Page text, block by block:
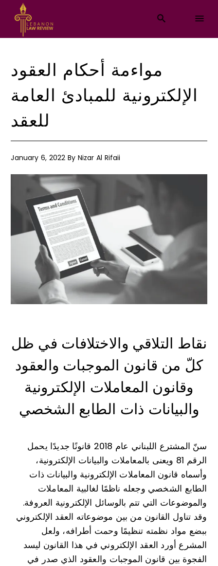
مواءمة أحكام العقود
الإلكترونية للمبادئ العامة
للعقد
January 6, 2022 By Nizar Al Rifaii
نقاط التلاقي والاختلافات في ظل
كلّ من قانون الموجبات والعقود
وقانون المعاملات الإلكترونية
والبيانات ذات الطابع الشخصي
سنّ المشترع اللبناني عام 2018 قانونًا جديدًا يحمل
الرقم 81 ويعنى بالمعاملات والبيانات الإلكترونية،
وأسماه قانون المعاملات الإلكترونية والبيانات ذات
الطابع الشخصي وجعله ناظمًا لغالبية المعاملات
والموضوعات التي تتم بالوسائل الإلكترونية العروفة.
وقد تناول القانون من بين موضوعاته العقد الإلكتروني
ببضع مواد نظمته تنظيمًا وحمت أطرافه، ولعل
المشرع أورد العقد الإلكتروني في هذا القانون ليسد
الفجوة بين قانون الموجبات والعقود الذي صدر في